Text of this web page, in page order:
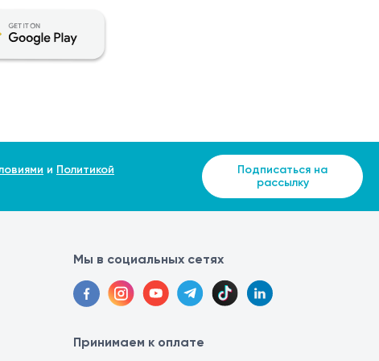
триммера с 3-го дня при отсутствии раздражения
и Политикой
Подписаться на
рассылку
Мы в социальных сетях
Принимаем к оплате